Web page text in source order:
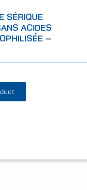
SÉRIQUE
ACIDES
–